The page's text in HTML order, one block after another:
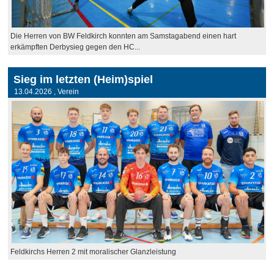
Die Herren von BW Feldkirch konnten am Samstagabend einen hart
erkämpften Derbysieg gegen den HC...
Sieg im letzten (Heim)spiel
13.04.2026 , Verein
Feldkirchs Herren 2 mit moralischer Glanzleistung